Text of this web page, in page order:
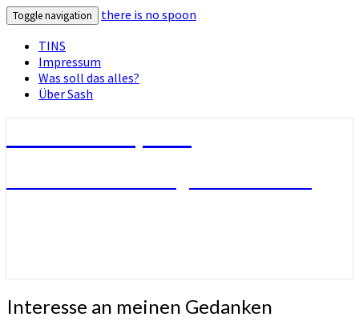
Toggle navigation
there is no spoon
TINS
Impressum
Was soll das alles?
Über Sash
Interesse
an
Interesse an meinen Gedanken